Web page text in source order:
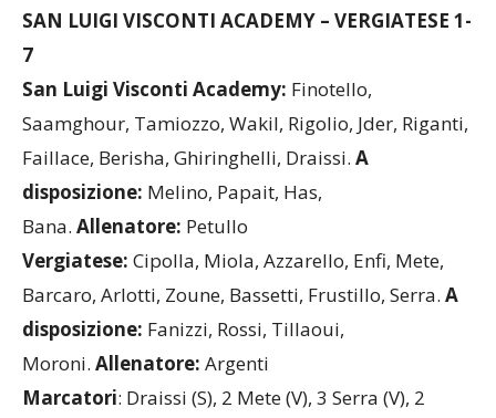
SAN LUIGI VISCONTI ACADEMY – VERGIATESE 1-
7
San Luigi Visconti Academy: Finotello,
Saamghour, Tamiozzo, Wakil, Rigolio, Jder, Riganti,
Faillace, Berisha, Ghiringhelli, Draissi. A
disposizione: Melino, Papait, Has,
Bana. Allenatore: Petullo
Vergiatese: Cipolla, Miola, Azzarello, Enfi, Mete,
Barcaro, Arlotti, Zoune, Bassetti, Frustillo, Serra. A
disposizione: Fanizzi, Rossi, Tillaoui,
Moroni. Allenatore: Argenti
Marcatori: Draissi (S), 2 Mete (V), 3 Serra (V), 2